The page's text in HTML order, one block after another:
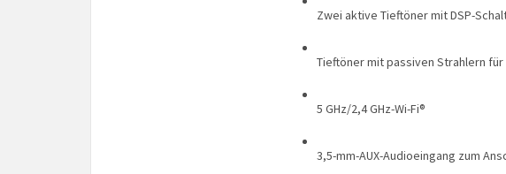
Zwei aktive Tieftöner mit DSP-
Tieftöner mit passiven Strahlern
5 GHz/2,4 GHz-Wi-Fi®
3,5-mm-AUX-Audioeingang zum